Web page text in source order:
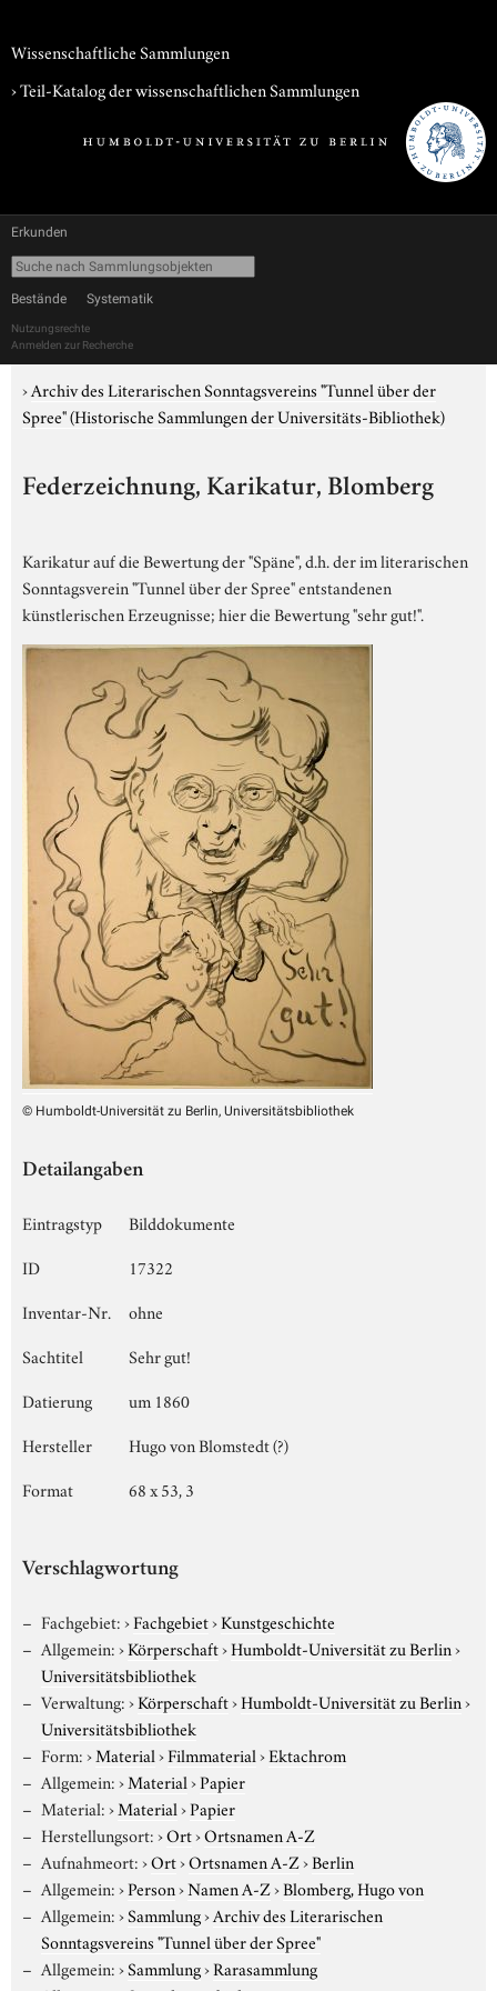
Wissenschaftliche Sammlungen
› Teil-Katalog der wissenschaftlichen Sammlungen
Erkunden
Bestände Systematik
Nutzungsrechte
Anmelden zur Recherche
›Archiv des Literarischen Sonntagsvereins "Tunnel über der
Spree" (Historische Sammlungen der Universitäts-Bibliothek)
Federzeichnung, Karikatur, Blomberg
Karikatur auf die Bewertung der "Späne", d.h. der im literarischen
Sonntagsverein "Tunnel über der Spree" entstandenen
künstlerischen Erzeugnisse; hier die Bewertung "sehr gut!".
© Humboldt-Universität zu Berlin, Universitätsbibliothek
Detailangaben
Eintragstyp
Bilddokumente
ID
17322
Inventar-Nr.
ohne
Sachtitel
Sehr gut!
Datierung
um 1860
Hersteller
Hugo von Blomstedt (?)
Format
68 x 53, 3
Verschlagwortung
Fachgebiet:›Fachgebiet›Kunstgeschichte
Allgemein:›Körperschaft›Humboldt-Universität zu Berlin›
Universitätsbibliothek
Verwaltung:›Körperschaft›Humboldt-Universität zu Berlin›
Universitätsbibliothek
Form:›Material›Filmmaterial›Ektachrom
Allgemein:›Material›Papier
Material:›Material›Papier
Herstellungsort:›Ort›Ortsnamen A-Z
Aufnahmeort:›Ort›Ortsnamen A-Z›Berlin
Allgemein:›Person›Namen A-Z›Blomberg, Hugo von
Allgemein:›Sammlung›Archiv des Literarischen
Sonntagsvereins "Tunnel über der Spree"
Allgemein:›Sammlung›Rarasammlung